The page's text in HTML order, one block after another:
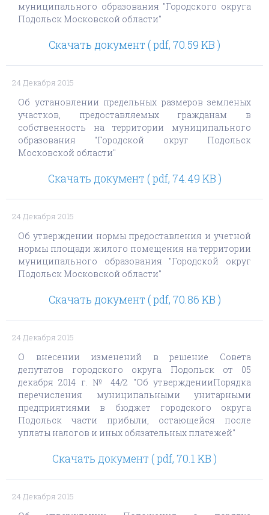
муниципального образования "Городского округа
Подольск Московской области"
Скачать документ ( pdf, 70.59 KB )
24 Декабря 2015
Об установлении предельных размеров земленых
участков, предоставляемых гражданам в
собственность на территории муниципального
образования "Городской округ Подольск
Московской области"
Скачать документ ( pdf, 74.49 KB )
24 Декабря 2015
Об утверждении нормы предоставления и учетной
нормы площади жилого помещения на территории
муниципального образования "Городской округ
Подольск Московской области"
Скачать документ ( pdf, 70.86 KB )
24 Декабря 2015
О внесении изменений в решение Совета
депутатов городского округа Подольск от 05
декабря 2014 г. № 44/2 "Об утвержденииПорядка
перечисления муниципальными унитарными
предприятиями в бюджет городского округа
Подольск части прибыли, остающейся после
уплаты налогов и иных обязательных платежей"
Скачать документ ( pdf, 70.1 KB )
24 Декабря 2015